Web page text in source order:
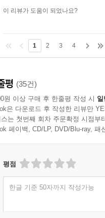
이 리뷰가 도움이 되었나요?
1 2 3 4
평 (35건)
원 이상 구매 후 한줄평 작성 시
은 다운로드 후 작성한 리뷰만
스는 첫번째 회차 주문확정 시점
페이백, CD/LP, DVD/Blu-ray,
평점
한글 기준 50자까지 작성가능